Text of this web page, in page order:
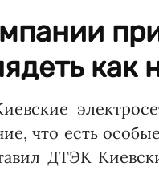
как
что есть
ДТЭК